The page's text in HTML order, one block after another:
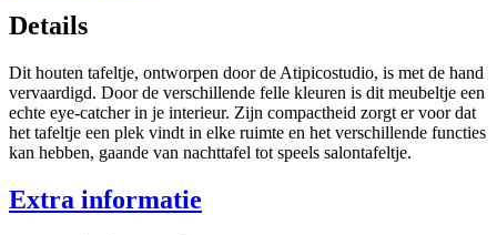
Details
Dit houten tafeltje, ontworpen door de Atipicostudio, is met de hand
vervaardigd. Door de verschillende felle kleuren is dit meubeltje een
echte eye-catcher in je interieur. Zijn compactheid zorgt er voor dat
het tafeltje een plek vindt in elke ruimte en het verschillende functies
kan hebben, gaande van nachttafel tot speels salontafeltje.
Extra informatie